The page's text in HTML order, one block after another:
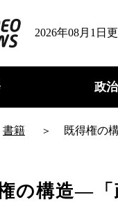
2026年08月1日
政治
書籍 既得権の
の構造―「